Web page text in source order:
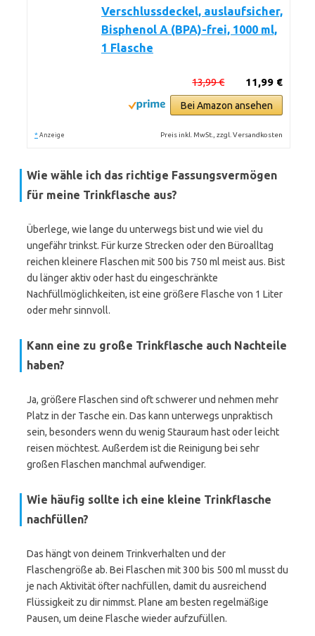
Verschlussdeckel, auslaufsicher,
Bisphenol A (BPA)-frei, 1000 ml,
1 Flasche
11,99 €
13,99 €
Bei Amazon ansehen
* Anzeige Preis inkl. MwSt., zzgl. Versandkosten
Wie wähle ich das richtige Fassungsvermögen
für meine Trinkflasche aus?
Überlege, wie lange du unterwegs bist und wie viel du
ungefähr trinkst. Für kurze Strecken oder den Büroalltag
reichen kleinere Flaschen mit 500 bis 750 ml meist aus. Bist
du länger aktiv oder hast du eingeschränkte
Nachfüllmöglichkeiten, ist eine größere Flasche von 1 Liter
oder mehr sinnvoll.
Kann eine zu große Trinkflasche auch Nachteile
haben?
Ja, größere Flaschen sind oft schwerer und nehmen mehr
Platz in der Tasche ein. Das kann unterwegs unpraktisch
sein, besonders wenn du wenig Stauraum hast oder leicht
reisen möchtest. Außerdem ist die Reinigung bei sehr
großen Flaschen manchmal aufwendiger.
Wie häufig sollte ich eine kleine Trinkflasche
nachfüllen?
Das hängt von deinem Trinkverhalten und der
Flaschengröße ab. Bei Flaschen mit 300 bis 500 ml musst du
je nach Aktivität öfter nachfüllen, damit du ausreichend
Flüssigkeit zu dir nimmst. Plane am besten regelmäßige
Pausen, um deine Flasche wieder aufzufüllen.